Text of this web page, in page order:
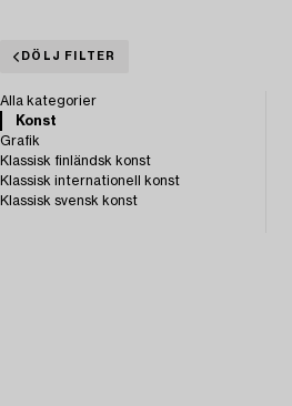
DÖLJ FILTER
Alla kategorier
Konst
Grafik
Klassisk finländsk konst
Klassisk internationell konst
Klassisk svensk konst